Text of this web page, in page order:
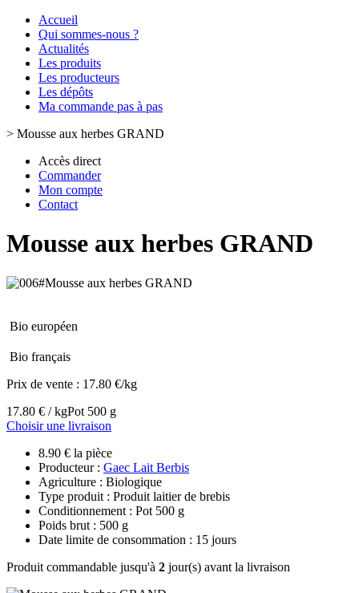
Accueil
Qui sommes-nous ?
Actualités
Les produits
Les producteurs
Les dépôts
Ma commande pas à pas
> Mousse aux herbes GRAND
Accès direct
Commander
Mon compte
Contact
Mousse aux herbes GRAND
Bio européen
Bio français
Prix de vente : 17.80 €/kg
17.80 € / kgPot 500 g
Choisir une livraison
8.90 € la pièce
Producteur : Gaec Lait Berbis
Agriculture : Biologique
Type produit : Produit laitier de brebis
Conditionnement : Pot 500 g
Poids brut : 500 g
Date limite de consommation : 15 jours
Produit commandable jusqu'à 2 jour(s) avant la livraison